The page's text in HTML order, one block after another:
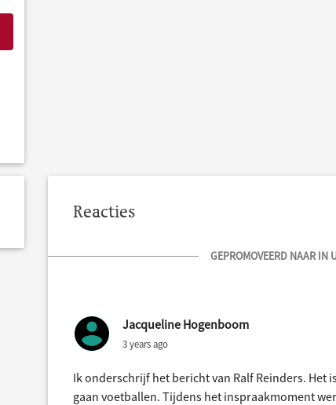
Reacties
GEPROMOVEERD NAAR
Jacqueline Hogenboom
3 years ago
Ik onderschrijf het bericht van Ralf Reinders. Het
gaan voetballen. Tijdens het inspraakmoment